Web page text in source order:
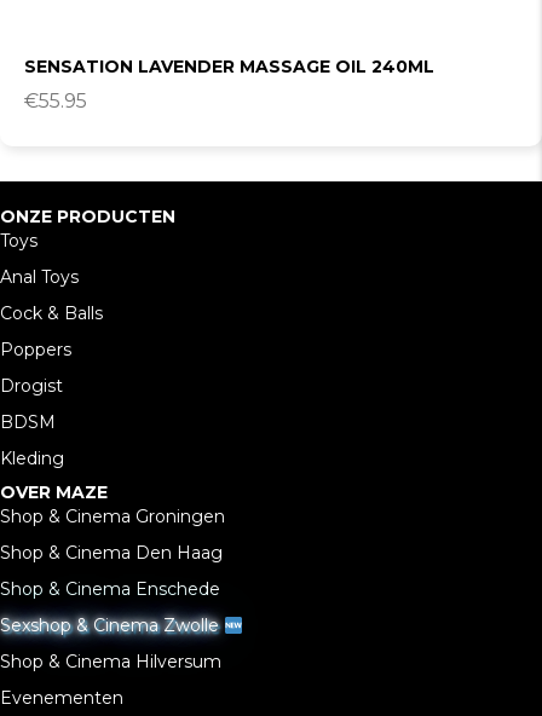
SENSATION LAVENDER MASSAGE OIL 240ML
€55.95
ONZE PRODUCTEN
Toys
Anal Toys
Cock & Balls
Poppers
Drogist
BDSM
Kleding
OVER MAZE
Shop & Cinema Groningen
Shop & Cinema Den Haag
Shop & Cinema Enschede
Sexshop & Cinema Zwolle
Shop & Cinema Hilversum
Evenementen